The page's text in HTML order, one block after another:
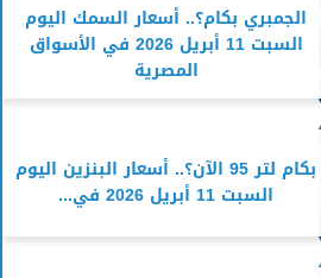
الجمبري بكام؟.. أسعار السمك اليوم
السبت 11 أبريل 2026 في الأسواق
المصرية
بكام لتر 95 الآن؟.. أسعار البنزين اليوم
السبت 11 أبريل 2026 في...